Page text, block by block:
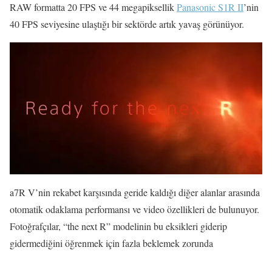
RAW formatta 20 FPS ve 44 megapiksellikPanasonic S1R II’nin
40 FPS seviyesine ulaştığı bir sektörde artık yavaş görünüyor.
a7R V’nin rekabet karşısında geride kaldığı diğer alanlar arasında
otomatik odaklama performansı ve video özellikleri de bulunuyor.
Fotoğrafçılar, “the next R” modelinin bu eksikleri giderip
gidermediğini öğrenmek için fazla beklemek zorunda